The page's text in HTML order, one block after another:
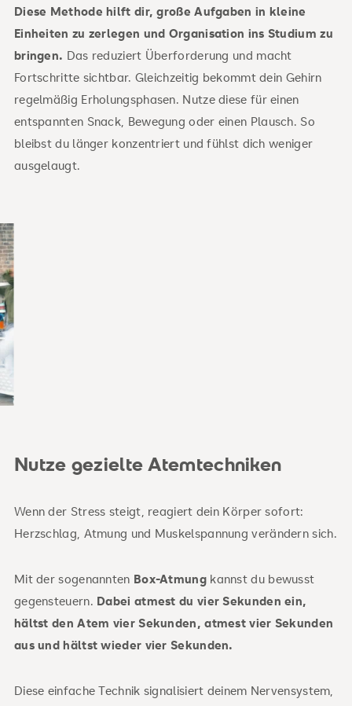
Diese Methode hilft dir, große Aufgaben in kleine
Einheiten zu zerlegen und Organisation ins Studium zu
bringen. Das reduziert Überforderung und macht
Fortschritte sichtbar. Gleichzeitig bekommt dein Gehirn
regelmäßig Erholungsphasen. Nutze diese für einen
entspannten Snack, Bewegung oder einen Plausch. So
bleibst du länger konzentriert und fühlst dich weniger
ausgelaugt.
Nutze gezielte Atemtechniken
Wenn der Stress steigt, reagiert dein Körper sofort:
Herzschlag, Atmung und Muskelspannung verändern sich.
Mit der sogenannten Box-Atmungkannst du bewusst
gegensteuern. Dabei atmest du vier Sekunden ein,
hältst den Atem vier Sekunden, atmest vier Sekunden
aus und hältst wieder vier Sekunden.
Diese einfache Technik signalisiert deinem Nervensystem,